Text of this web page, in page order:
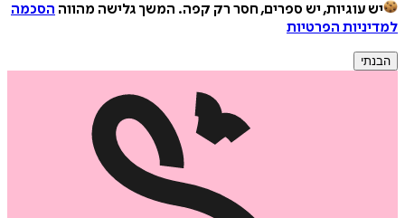
יש עוגיות, יש ספרים, חסר רק קפה. המשך גלישה מהווה הסכמה
למדיניות הפרטיות
הבנתי